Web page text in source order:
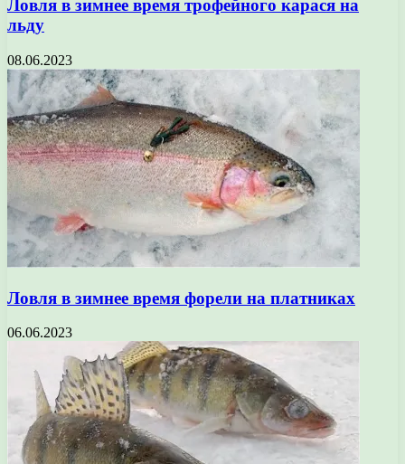
Ловля в зимнее время трофейного карася на
льду
08.06.2023
Ловля в зимнее время форели на платниках
06.06.2023